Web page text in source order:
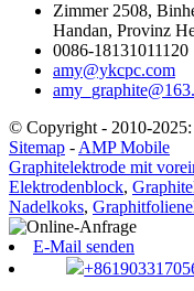
Zimmer 2508,
Handan, Provinz
0086-18131011120
amy@ykcpc.com
© Copyright - 2010-
Sitemap - AMP Mobile
Graphitelektrode mit
Elektrodenblock,
Nadelkoks,
E-Mail senden